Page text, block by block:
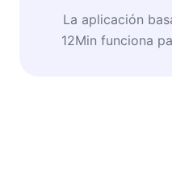
La aplicación
12Min funciona